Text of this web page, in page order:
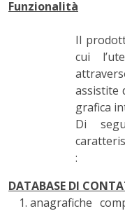
Funzionalità
Il
cui
assistite
grafica
Di
:
DATABASE DI
anagrafiche